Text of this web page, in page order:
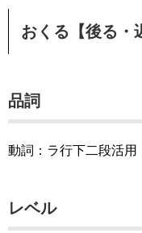
おくる【後る・
品詞
動詞：ラ行下二段活用
レベル